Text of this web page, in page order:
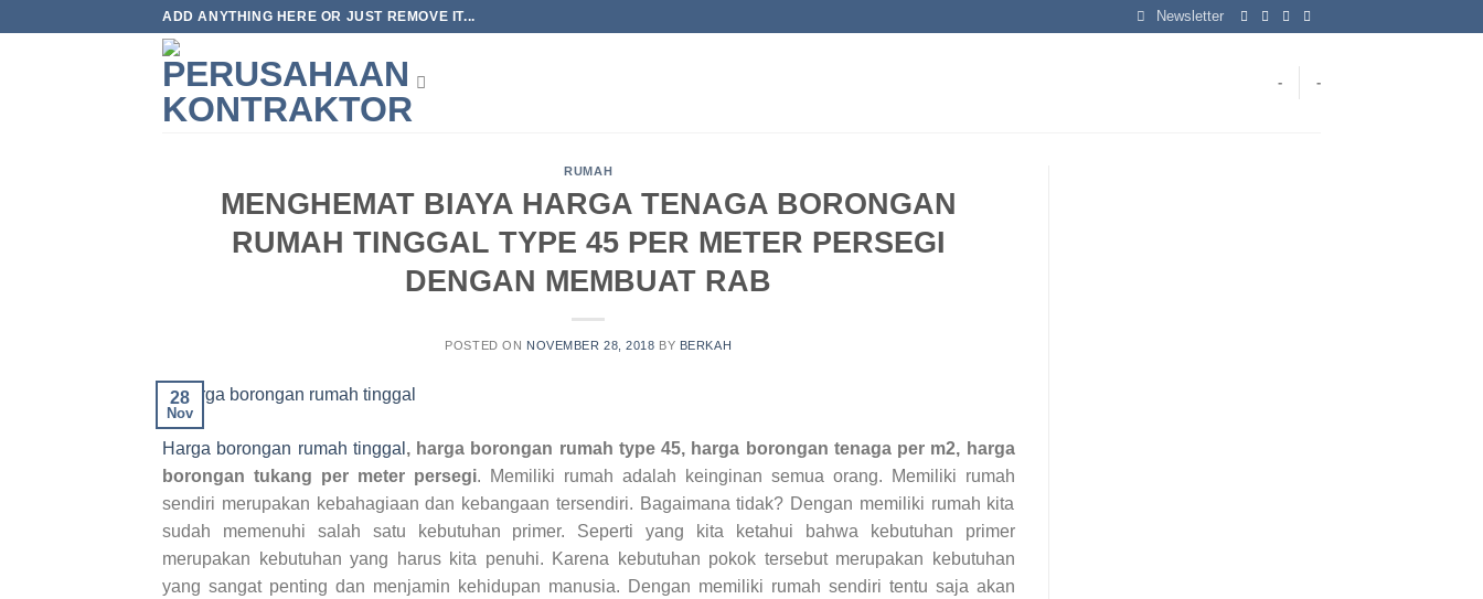
ADD ANYTHING HERE OR JUST REMOVE IT... Newsletter
- -
RUMAH
MENGHEMAT BIAYA HARGA TENAGA BORONGAN
RUMAH TINGGAL TYPE 45 PER METER PERSEGI
DENGAN MEMBUAT RAB
POSTED ON NOVEMBER 28, 2018 BY BERKAH
28
Nov
Harga borongan rumah tinggal , harga borongan rumah type 45, harga borongan tenaga per m2, harga
borongan tukang per meter persegi. Memiliki rumah adalah keinginan semua orang. Memiliki rumah
sendiri merupakan kebahagiaan dan kebangaan tersendiri. Bagaimana tidak? Dengan memiliki rumah kita
sudah memenuhi salah satu kebutuhan primer. Seperti yang kita ketahui bahwa kebutuhan primer
merupakan kebutuhan yang harus kita penuhi. Karena kebutuhan pokok tersebut merupakan kebutuhan
yang sangat penting dan menjamin kehidupan manusia. Dengan memiliki rumah sendiri tentu saja akan